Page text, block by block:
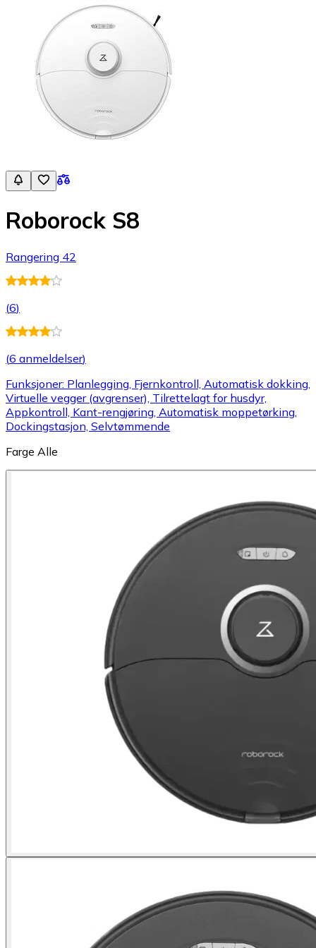
Roborock S8
Rangering 42
(6)
(6 anmeldelser)
Funksjoner: Planlegging, Fjernkontroll, Automatisk dokking,
Virtuelle vegger (avgrenser), Tilrettelagt for husdyr,
Appkontroll, Kant-rengjøring, Automatisk moppetørking,
Dockingstasjon, Selvtømmende
Farge Alle